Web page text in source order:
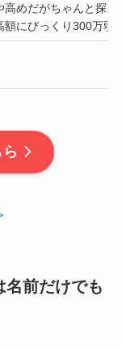
高めだがちゃんと探し
にびっくり300万弱
前だけでも